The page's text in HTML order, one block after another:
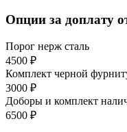
Опции за доплату
Порог нерж сталь
4500 ₽
Комплект черной
3000 ₽
Доборы и комплект
6500 ₽